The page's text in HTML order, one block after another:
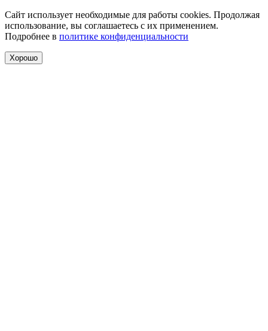
Сайт использует необходимые для работы cookies. Продолжая
использование, вы соглашаетесь с их применением.
Подробнее в политике конфиденциальности
Хорошо